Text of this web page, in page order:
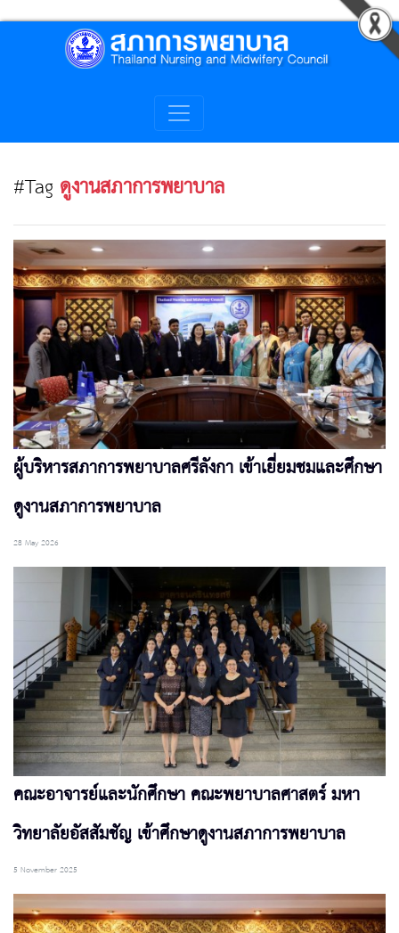
#Tag ดูงานสภาการพยาบาล
ผู้บริหารสภาการพยาบาลศรีลังกา เข้าเยี่ยมชมและศึกษา
ดูงานสภาการพยาบาล
28 May 2026
คณะอาจารย์และนักศึกษา คณะพยาบาลศาสตร์ มหา
วิทยาลัยอัสสัมชัญ เข้าศึกษาดูงานสภาการพยาบาล
5 November 2025